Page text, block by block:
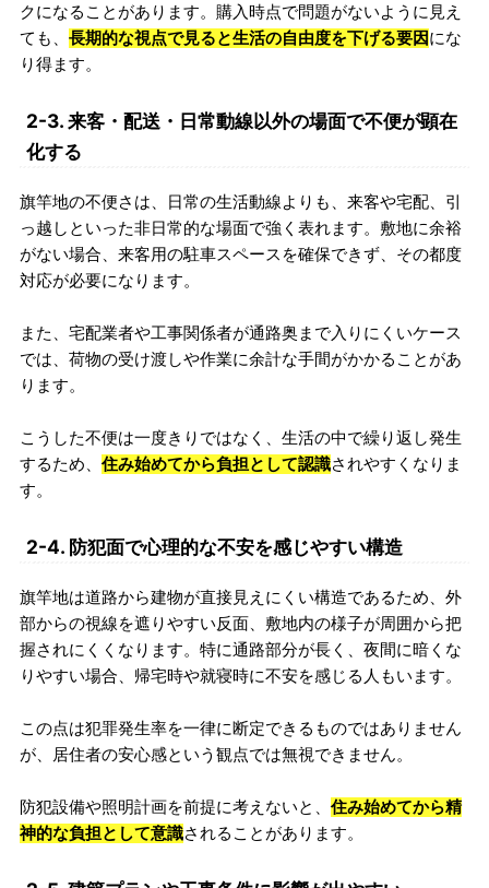
クになることがあります。購入時点で問題がないように見え
ても、 長期的な視点で見ると生活の自由度を下げる要因にな
り得ます。
2-3. 来客・配送・日常動線以外の場面で不便が顕在
化する
旗竿地の不便さは、日常の生活動線よりも、来客や宅配、引
っ越しといった非日常的な場面で強く表れます。敷地に余裕
がない場合、来客用の駐車スペースを確保できず、その都度
対応が必要になります。
また、宅配業者や工事関係者が通路奥まで入りにくいケース
では、荷物の受け渡しや作業に余計な手間がかかることがあ
ります。
こうした不便は一度きりではなく、生活の中で繰り返し発生
するため、 住み始めてから負担として認識されやすくなりま
す。
2-4. 防犯面で心理的な不安を感じやすい構造
旗竿地は道路から建物が直接見えにくい構造であるため、外
部からの視線を遮りやすい反面、敷地内の様子が周囲から把
握されにくくなります。特に通路部分が長く、夜間に暗くな
りやすい場合、帰宅時や就寝時に不安を感じる人もいます。
この点は犯罪発生率を一律に断定できるものではありません
が、居住者の安心感という観点では無視できません。
防犯設備や照明計画を前提に考えないと、 住み始めてから精
神的な負担として意識されることがあります。